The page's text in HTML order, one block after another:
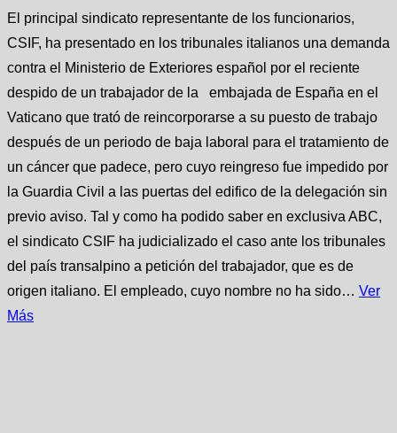
El principal sindicato representante de los funcionarios,
CSIF, ha presentado en los tribunales italianos una demanda
contra el Ministerio de Exteriores español por el reciente
despido de un trabajador de la embajada de España en el
Vaticano que trató de reincorporarse a su puesto de trabajo
después de un periodo de baja laboral para el tratamiento de
un cáncer que padece, pero cuyo reingreso fue impedido por
la Guardia Civil a las puertas del edifico de la delegación sin
previo aviso. Tal y como ha podido saber en exclusiva ABC,
el sindicato CSIF ha judicializado el caso ante los tribunales
del país transalpino a petición del trabajador, que es de
origen italiano. El empleado, cuyo nombre no ha sido… Ver
Más